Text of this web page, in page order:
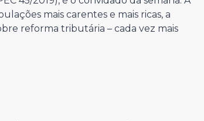
mais carentes e mais ricas, a
reforma tributária – cada vez mais